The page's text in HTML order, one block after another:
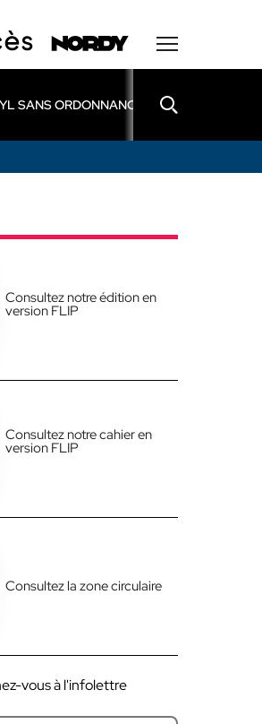
SANS ORDONNANCE LEXOMIL SANS
Consultez notre édition en
version FLIP
Consultez notre cahier en
version FLIP
Consultez la zone circulaire
vous à l'infolettre